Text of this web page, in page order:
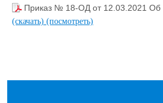
Приказ № 18-ОД от 12.03.2021 Об
(скачать) (посмотреть)